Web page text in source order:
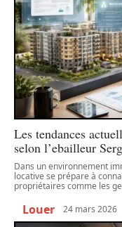
Les tendances
selon l’ebailleur
Dans un environnement
locative se prépare à
propriétaires comme les
Louer 24 mars 2026